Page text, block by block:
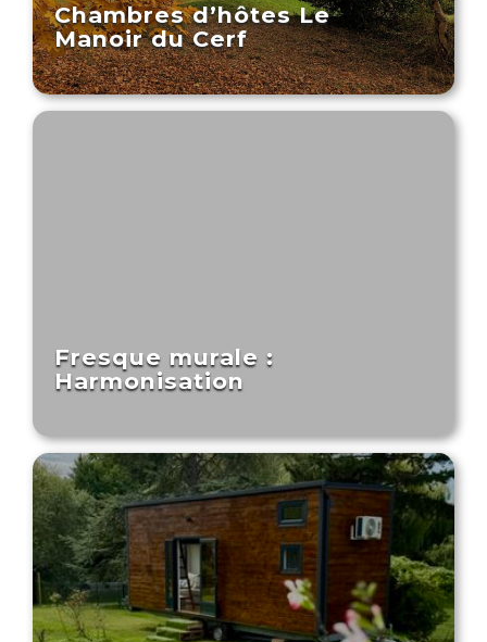
Chambres d’hôtes Le
Manoir du Cerf
Fresque murale :
Harmonisation